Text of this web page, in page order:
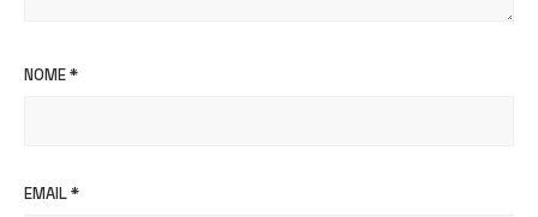
NOME*
EMAIL*